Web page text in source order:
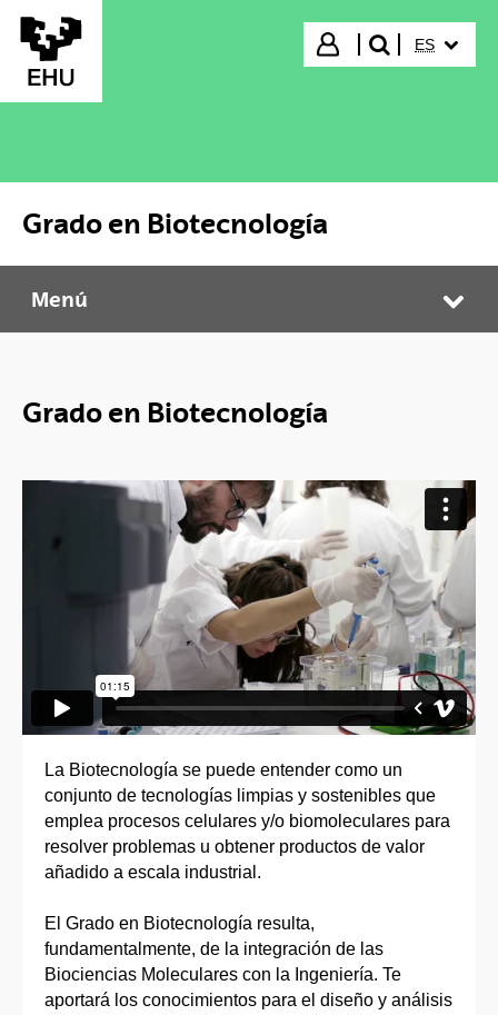
Saltar al contenido principal
Iniciar sesión
buscar"
ES
Grado en Biotecnología
Grado en Biotecnología
Menú
Grado en Biotecnología
La Biotecnología se puede entender como un
conjunto de tecnologías limpias y sostenibles que
emplea procesos celulares y/o biomoleculares para
resolver problemas u obtener productos de valor
añadido a escala industrial.
El Grado en Biotecnología resulta,
fundamentalmente, de la integración de las
Biociencias Moleculares con la Ingeniería. Te
aportará los conocimientos para el diseño y análisis